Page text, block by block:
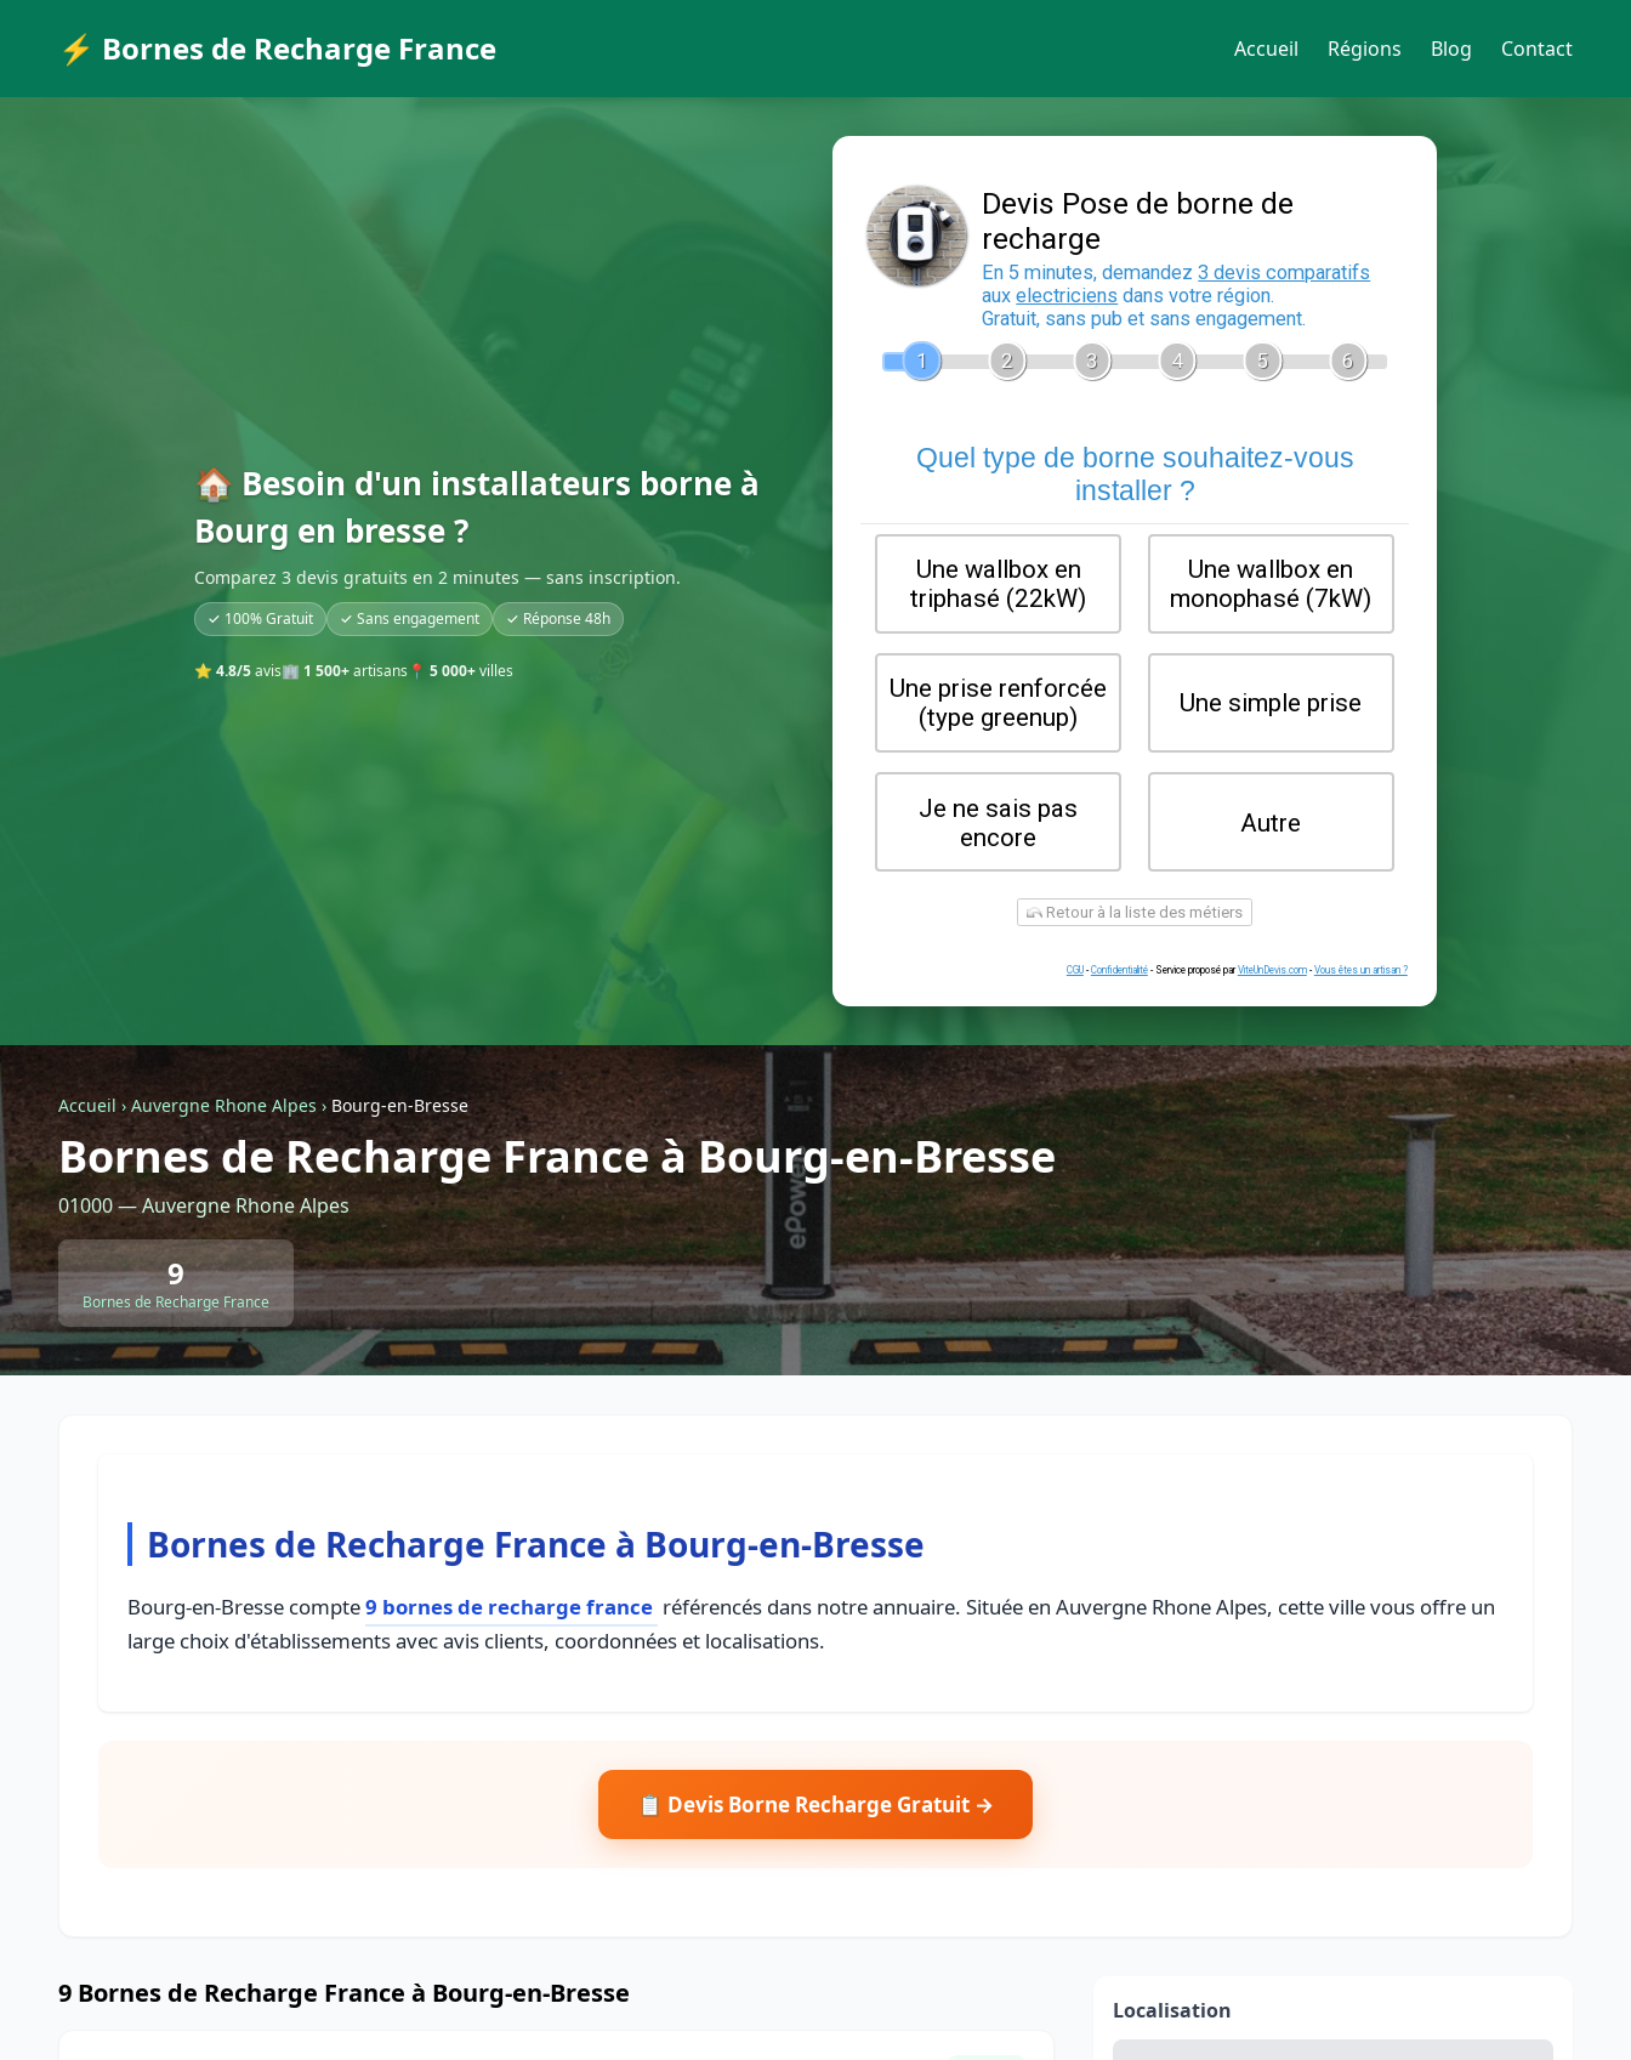
⚡ Bornes de Recharge France Accueil Régions Blog Contact
🏠 Besoin d'un installateurs borne à
Bourg en bresse ?
Comparez 3 devis gratuits en 2 minutes — sans inscription.
✓ 100% Gratuit ✓ Sans engagement ✓ Réponse 48h
⭐ 4.8/5avis🏢 1 500+artisans 📍 5 000+villes
recharge
En 5 minutes, demandez
auxelectriciensdans votre région.
Gratuit, sans pub et sans engagement.
Quel type de borne souhaitez-
installer ?
Une wallbox en
Une prise renforcée
(type greenup)
Je ne sais pas
Retour à la liste des métiers
Confidentialité - Service proposé par ViteUnDevis.com-
Accueil › Auvergne Rhone Alpes › Bourg-en-Bresse
Bornes de Recharge France à Bourg-en-Bresse
01000 — Auvergne Rhone Alpes
9
Bornes de Recharge France
Bornes de Recharge France à Bourg-en-Bresse
Bourg-en-Bresse compte9 bornes de recharge france référencés dans notre annuaire. Située en Auvergne Rhone Alpes, cette ville vous offre un
large choix d'établissements avec avis clients, coordonnées et localisations.
📋 Devis Borne Recharge Gratuit →
9 Bornes de Recharge France à Bourg-en-Bresse
Localisation